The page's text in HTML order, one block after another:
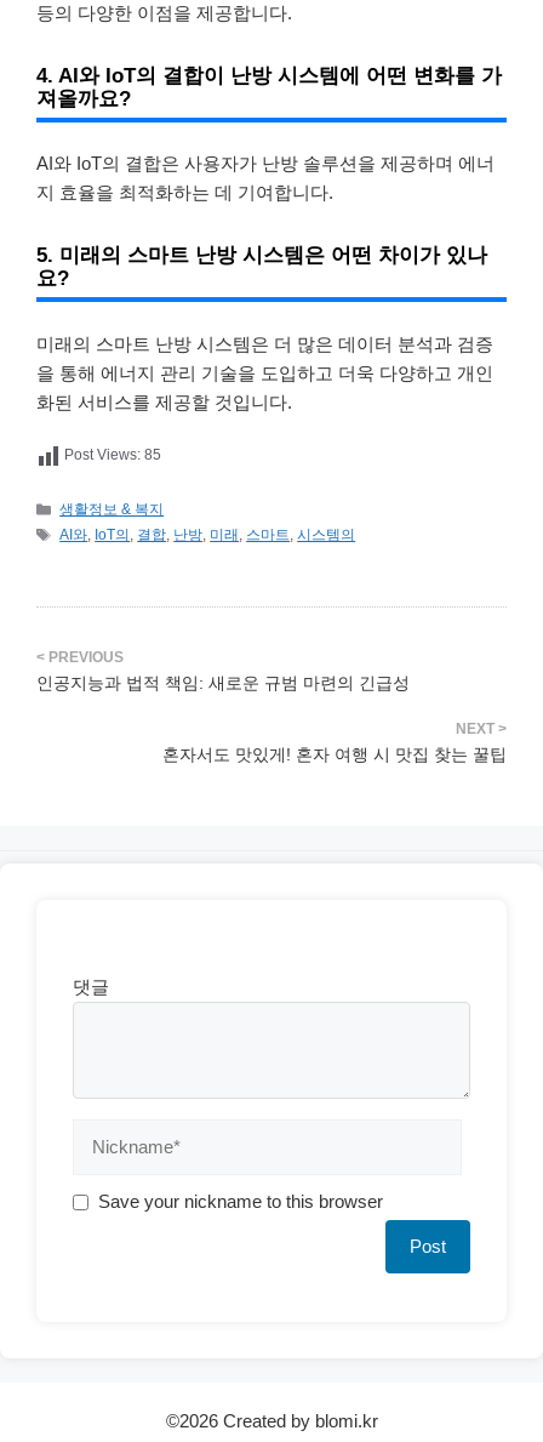
등의 다양한 이점을 제공합니다.
4. AI와 IoT의 결합이 난방 시스템에 어떤 변화를 가
져올까요?
AI와 IoT의 결합은 사용자가 난방 솔루션을 제공하며 에너
지 효율을 최적화하는 데 기여합니다.
5. 미래의 스마트 난방 시스템은 어떤 차이가 있나
요?
미래의 스마트 난방 시스템은 더 많은 데이터 분석과 검증
을 통해 에너지 관리 기술을 도입하고 더욱 다양하고 개인
화된 서비스를 제공할 것입니다.
Post Views: 85
카
테
생활정보 & 복지
태
AI와, IoT의 , 결합, 난방, 미래 , 스마트,시스템의
인공지능과 법적 책임: 새로운 규범 마련의 긴급성
혼자서도 맛있게! 혼자 여행 시 맛집 찾는 꿀팁
댓글
Save your nickname to this browser
©2026 Created by blomi.kr